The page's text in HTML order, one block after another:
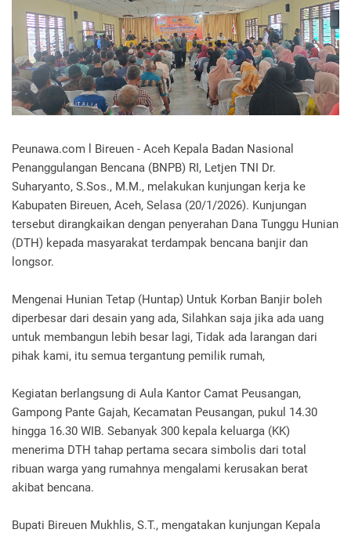
Peunawa.com l Bireuen - Aceh Kepala Badan Nasional
Penanggulangan Bencana (BNPB) RI, Letjen TNI Dr.
Suharyanto, S.Sos., M.M., melakukan kunjungan kerja ke
Kabupaten Bireuen, Aceh, Selasa (20/1/2026). Kunjungan
tersebut dirangkaikan dengan penyerahan Dana Tunggu Hunian
(DTH) kepada masyarakat terdampak bencana banjir dan
longsor.
Mengenai Hunian Tetap (Huntap) Untuk Korban Banjir boleh
diperbesar dari desain yang ada, Silahkan saja jika ada uang
untuk membangun lebih besar lagi, Tidak ada larangan dari
pihak kami, itu semua tergantung pemilik rumah,
Kegiatan berlangsung di Aula Kantor Camat Peusangan,
Gampong Pante Gajah, Kecamatan Peusangan, pukul 14.30
hingga 16.30 WIB. Sebanyak 300 kepala keluarga (KK)
menerima DTH tahap pertama secara simbolis dari total
ribuan warga yang rumahnya mengalami kerusakan berat
akibat bencana.
Bupati Bireuen Mukhlis, S.T., mengatakan kunjungan Kepala